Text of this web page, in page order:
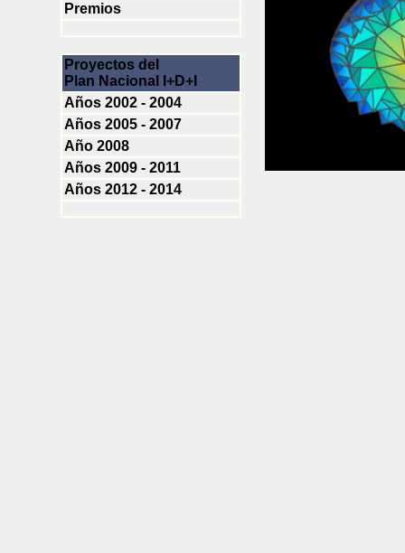
Premios
Proyectos del
Plan Nacional I+D+I
Años 2002 - 2004
Años 2005 - 2007
Año 2008
Años 2009 - 2011
Años 2012 - 2014